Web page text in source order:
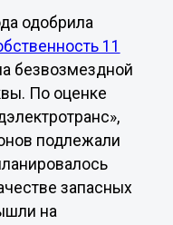
одобрила
11
безвозмездной
По оценке
подлежали
запасных
на